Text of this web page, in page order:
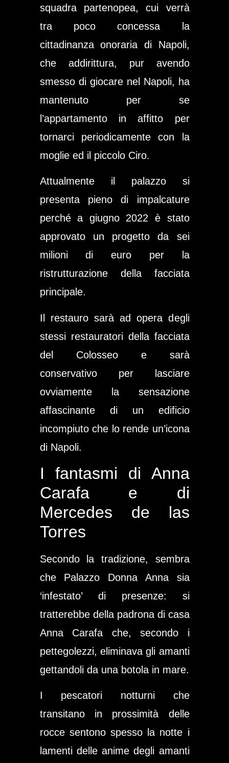
squadra partenopea, cui verrà
tra poco concessa la
cittadinanza onoraria di Napoli,
che addirittura, pur avendo
smesso di giocare nel Napoli, ha
mantenuto per se
l’appartamento in affitto per
tornarci periodicamente con la
moglie ed il piccolo Ciro.
Attualmente il palazzo si
presenta pieno di impalcature
perché a giugno 2022 è stato
approvato un progetto da sei
milioni di euro per la
ristrutturazione della facciata
principale.
Il restauro sarà ad opera degli
stessi restauratori della facciata
del Colosseo e sarà
conservativo per lasciare
ovviamente la sensazione
affascinante di un edificio
incompiuto che lo rende un’icona
di Napoli.
I fantasmi di Anna
Carafa e di
Mercedes de las
Torres
Secondo la tradizione, sembra
che Palazzo Donna Anna sia
‘infestato’ di presenze: si
tratterebbe della padrona di casa
Anna Carafa che, secondo i
pettegolezzi, eliminava gli amanti
gettandoli da una botola in mare.
I pescatori notturni che
transitano in prossimità delle
rocce sentono spesso la notte i
lamenti delle anime degli amanti